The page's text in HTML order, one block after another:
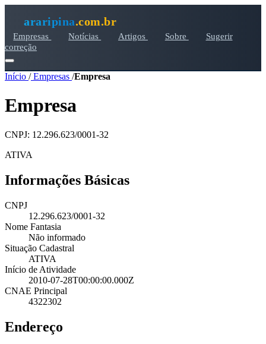
araripina.com.br
Empresas Notícias Artigos Sobre
Sugerir
correção
Início /Empresas /Empresa
Empresa
CNPJ: 12.296.623/0001-32
ATIVA
Informações Básicas
CNPJ
12.296.623/0001-32
Nome Fantasia
Não informado
Situação Cadastral
ATIVA
Início de Atividade
2010-07-28T00:00:00.000Z
CNAE Principal
4322302
Endereço